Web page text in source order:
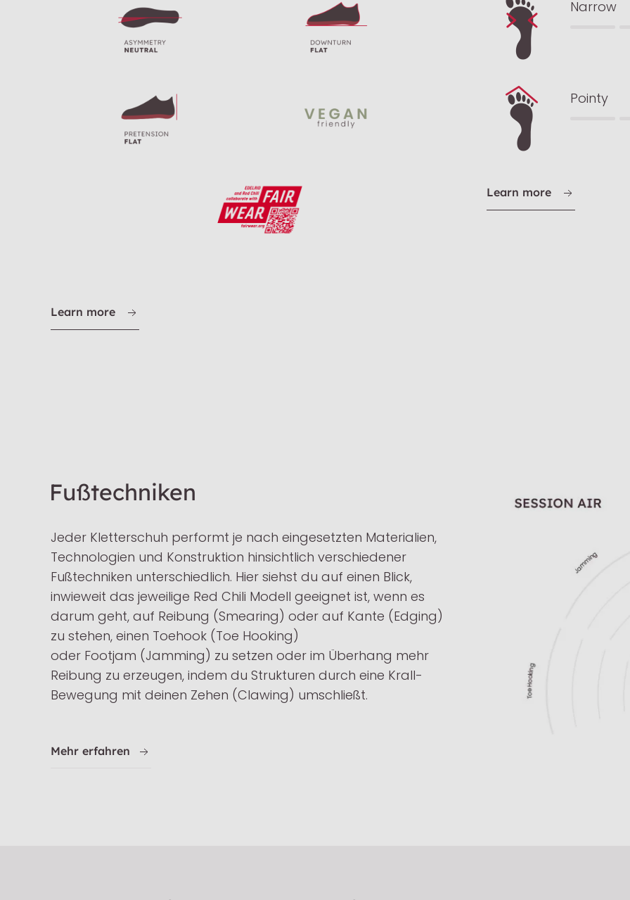
Learn more
Narrow
Pointy
Learn more
Fußtechniken
Jeder Kletterschuh performt je nach eingesetzten Materialien,
Technologien und Konstruktion hinsichtlich verschiedener
Fußtechniken unterschiedlich. Hier siehst du auf einen Blick,
inwieweit das jeweilige Red Chili Modell geeignet ist, wenn es
darum geht, auf Reibung (Smearing) oder auf Kante (Edging)
zu stehen, einen Toehook (Toe Hooking)
oder Footjam (Jamming) zu setzen oder im Überhang mehr
Reibung zu erzeugen, indem du Strukturen durch eine Krall-
Bewegung mit deinen Zehen (Clawing) umschließt.
Mehr erfahren